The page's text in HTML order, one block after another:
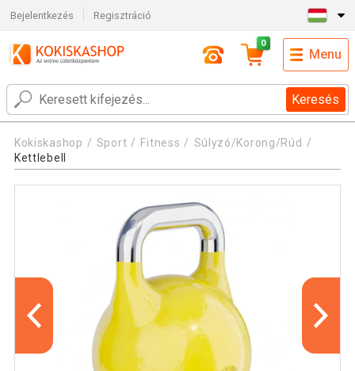
Bejelentkezés Regisztráció
Keresés
0
Menu
Kokiskashop Sport Fitness
Súlyzó/Korong/Rúd
Kettlebell